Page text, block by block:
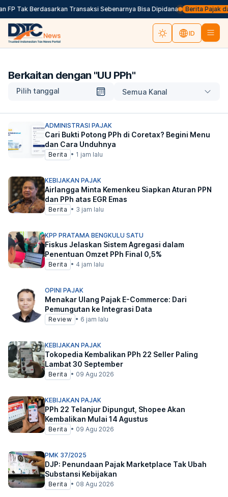
Tak Berdasarkan Transaksi Sebenarnya Bisa Dipidana Berita Pajak
ID
Berkaitan dengan "UU PPh"
Pilih tanggal Semua Kanal
ADMINISTRASI PAJAK
Cari Bukti Potong PPh di Coretax? Begini Menu
dan Cara Unduhnya
Berita • 1 jam lalu
KEBIJAKAN PAJAK
Airlangga Minta Kemenkeu Siapkan Aturan PPN
dan PPh atas EGR Emas
Berita • 3 jam lalu
KPP PRATAMA BENGKULU SATU
Fiskus Jelaskan Sistem Agregasi dalam
Penentuan Omzet PPh Final 0,5%
Berita • 4 jam lalu
OPINI PAJAK
Menakar Ulang Pajak E-Commerce: Dari
Pemungutan ke Integrasi Data
Review • 6 jam lalu
KEBIJAKAN PAJAK
Tokopedia Kembalikan PPh 22 Seller Paling
Lambat 30 September
Berita • 09 Agu 2026
KEBIJAKAN PAJAK
PPh 22 Telanjur Dipungut, Shopee Akan
Kembalikan Mulai 14 Agustus
Berita • 09 Agu 2026
PMK 37/2025
DJP: Penundaan Pajak Marketplace Tak Ubah
Substansi Kebijakan
Berita • 08 Agu 2026